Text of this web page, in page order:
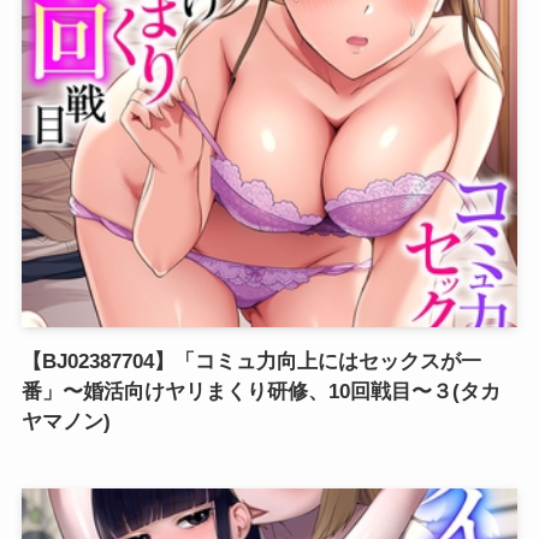
【BJ02387704】「コミュ力向上にはセックスが一
番」〜婚活向けヤリまくり研修、10回戦目〜３(タカ
ヤマノン)